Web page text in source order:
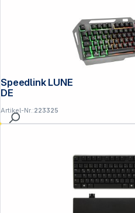
Speedlink LUNERA Metal RGB Gaming Keyboard, black
DE
Artikel-Nr.:223325